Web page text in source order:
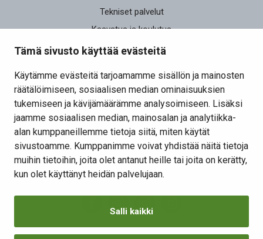
Tämä sivusto käyttää evästeitä
Käytämme evästeitä tarjoamamme sisällön ja mainosten
räätälöimiseen, sosiaalisen median ominaisuuksien
tukemiseen ja kävijämäärämme analysoimiseen. Lisäksi
jaamme sosiaalisen median, mainosalan ja analytiikka-
alan kumppaneillemme tietoja siitä, miten käytät
sivustoamme. Kumppanimme voivat yhdistää näitä tietoja
muihin tietoihin, joita olet antanut heille tai joita on kerätty,
kun olet käyttänyt heidän palvelujaan.
Salli kaikki
Tekniset palvelut
Kasvatus ja koulutus
Elinvoima
Osallistu ja vaikuta
Yhteystiedot
Kansalaisaloite
Lomakkeet
Tietosuojaseloste
Evästeiden hallinta